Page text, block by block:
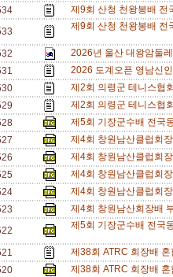
제9회 산청 천왕봉배 전
제9회 산청 천왕봉배 전
2026년 울산 대왕암둘
2026 도계오픈 영남신
제2회 의령군 테니스협
제2회 의령군 테니스협
제5회 기장군수배 전국
제4회 창원남산클럽회
제4회 창원남산클럽회
제4회 창원남산클럽회
제4회 창원남산클럽회
제4회 창원남산회장배
제5회 기장군수배 전국
제38회 ATRC 회장배
제38회 ATRC 회장배